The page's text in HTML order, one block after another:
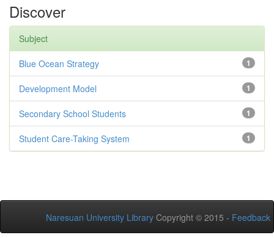
Discover
Subject
1
Blue Ocean Strategy
1
Development Model
1
Secondary School Students
1
Student Care-Taking System
Naresuan University Library Copyright © 2015 - Feedback